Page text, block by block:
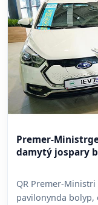
Premer-
damytý jospary
QR Premer-
pavilonynda bolyp,